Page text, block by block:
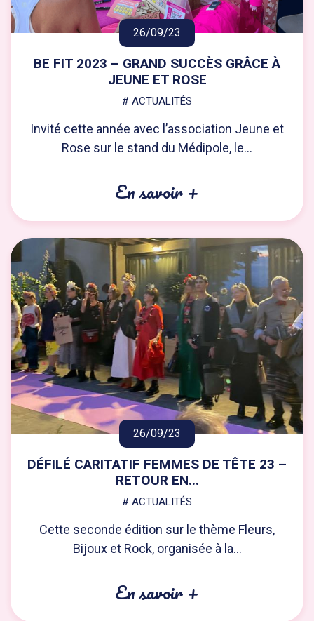
26/09/23
BE FIT 2023 – GRAND SUCCÈS GRÂCE À
JEUNE ET ROSE
# ACTUALITÉS
Invité cette année avec l’association Jeune et
Rose sur le stand du Médipole, le...
En savoir +
26/09/23
DÉFILÉ CARITATIF FEMMES DE TÊTE 23 –
RETOUR EN...
# ACTUALITÉS
Cette seconde édition sur le thème Fleurs,
Bijoux et Rock, organisée à la...
En savoir +